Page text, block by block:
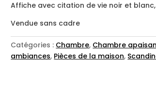
Affiche avec citation de vie noir et
Vendue sans cadre
Catégories : Chambre, Chambre
ambiances, Pièces de la maison,